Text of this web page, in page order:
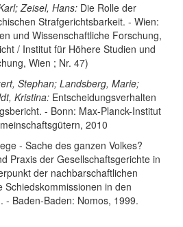
Zeisel, Hans: Die Rolle der
Strafgerichtsbarkeit. - Wien:
und Wissenschaftliche Forschung,
/ Institut für Höhere Studien und
Wien ; Nr. 47)
Stephan; Landsberg, Marie;
Kristina: Entscheidungsverhalten
- Bonn: Max-Planck-Institut
2010
- Sache des ganzen Volkes?
Praxis der Gesellschaftsgerichte in
der nachbarschaftlichen
Schiedskommissionen in den
- Baden-Baden: Nomos, 1999.